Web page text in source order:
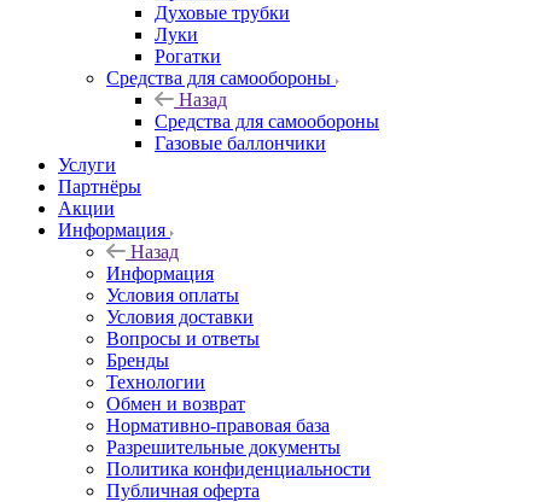
Духовые трубки
Луки
Рогатки
Средства для самообороны
Назад
Средства для самообороны
Газовые баллончики
Услуги
Партнёры
Акции
Информация
Назад
Информация
Условия оплаты
Условия доставки
Вопросы и ответы
Бренды
Технологии
Обмен и возврат
Нормативно-правовая база
Разрешительные документы
Политика конфиденциальности
Публичная оферта